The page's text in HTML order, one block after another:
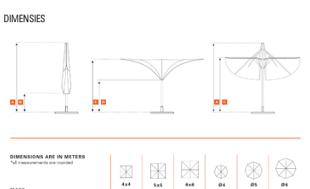
DIMENSIES